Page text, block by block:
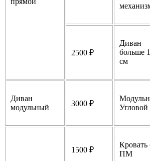
2500 ₽
Диван
больше
см
Диван
модульный
3000 ₽
Угловой
1500 ₽
Кровать
ПМ